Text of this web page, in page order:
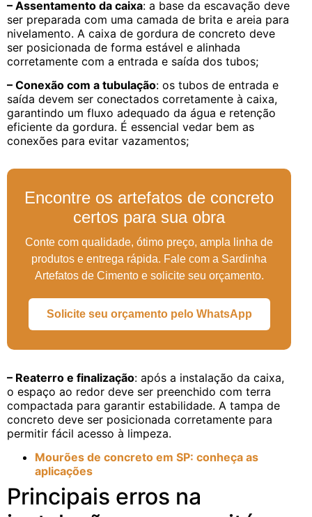
– Assentamento da caixa: a base da escavação deve
ser preparada com uma camada de brita e areia para
nivelamento. A caixa de gordura de concreto deve
ser posicionada de forma estável e alinhada
corretamente com a entrada e saída dos tubos;
– Conexão com a tubulação: os tubos de entrada e
saída devem ser conectados corretamente à caixa,
garantindo um fluxo adequado da água e retenção
eficiente da gordura. É essencial vedar bem as
conexões para evitar vazamentos;
Encontre os artefatos de concreto
certos para sua obra
Conte com qualidade, ótimo preço, ampla linha de
produtos e entrega rápida. Fale com a Sardinha
Artefatos de Cimento e solicite seu orçamento.
Solicite seu orçamento pelo WhatsApp
– Reaterro e finalização: após a instalação da caixa,
o espaço ao redor deve ser preenchido com terra
compactada para garantir estabilidade. A tampa de
concreto deve ser posicionada corretamente para
permitir fácil acesso à limpeza.
Mourões de concreto em SP: conheça as
aplicações
Principais erros na